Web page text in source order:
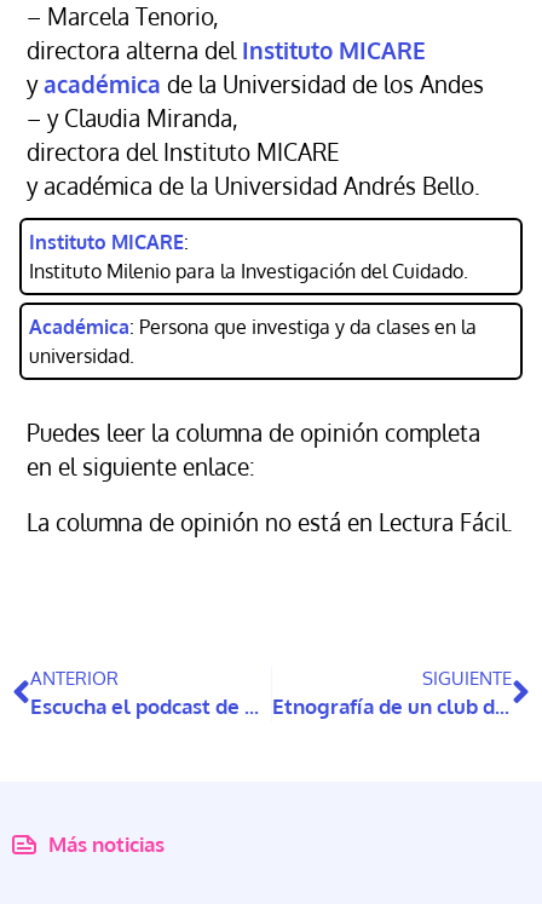
– Marcela Tenorio,
directora alterna del Instituto MICARE
yacadémica de la Universidad de los Andes
– y Claudia Miranda,
directora del Instituto MICARE
y académica de la Universidad Andrés Bello.
Instituto MICARE:
Instituto Milenio para la Investigación del Cuidado.
Académica: Persona que investiga y da clases en la
universidad.
Puedes leer la columna de opinión completa
en el siguiente enlace:
La columna de opinión no está en Lectura Fácil.
ANTERIOR
Escucha el podcast de MICARE
SIGUIENTE
Etnografía de un club de mujeres mayores en Santiago
Más noticias